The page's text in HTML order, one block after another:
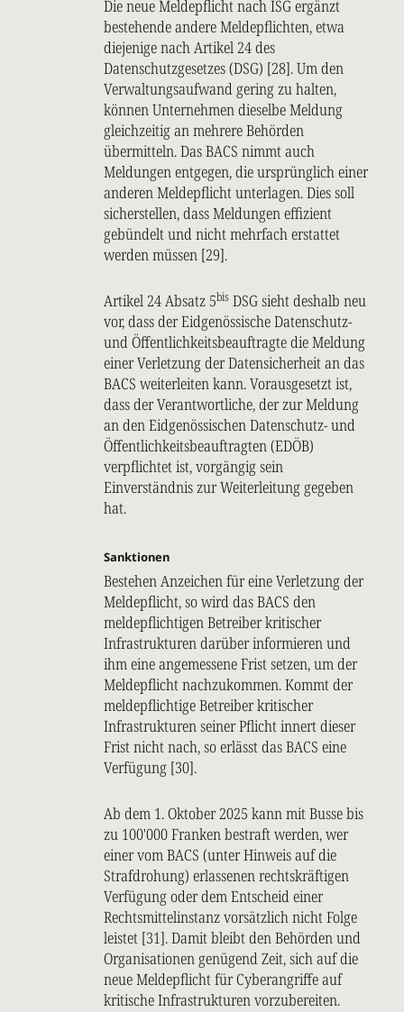
Die neue Meldepflicht nach ISG ergänzt
bestehende andere Meldepflichten, etwa
diejenige nach Artikel 24 des
Datenschutzgesetzes (DSG) [28]. Um den
Verwaltungsaufwand gering zu halten,
können Unternehmen dieselbe Meldung
gleichzeitig an mehrere Behörden
übermitteln. Das BACS nimmt auch
Meldungen entgegen, die ursprünglich einer
anderen Meldepflicht unterlagen. Dies soll
sicherstellen, dass Meldungen effizient
gebündelt und nicht mehrfach erstattet
werden müssen [29].
Artikel 24 Absatz 5bis DSG sieht deshalb neu
vor, dass der Eidgenössische Datenschutz-
und Öffentlichkeitsbeauftragte die Meldung
einer Verletzung der Datensicherheit an das
BACS weiterleiten kann. Vorausgesetzt ist,
dass der Verantwortliche, der zur Meldung
an den Eidgenössischen Datenschutz- und
Öffentlichkeitsbeauftragten (EDÖB)
verpflichtet ist, vorgängig sein
Einverständnis zur Weiterleitung gegeben
hat.
Sanktionen
Bestehen Anzeichen für eine Verletzung der
Meldepflicht, so wird das BACS den
meldepflichtigen Betreiber kritischer
Infrastrukturen darüber informieren und
ihm eine angemessene Frist setzen, um der
Meldepflicht nachzukommen. Kommt der
meldepflichtige Betreiber kritischer
Infrastrukturen seiner Pflicht innert dieser
Frist nicht nach, so erlässt das BACS eine
Verfügung [30].
Ab dem 1. Oktober 2025 kann mit Busse bis
zu 100'000 Franken bestraft werden, wer
einer vom BACS (unter Hinweis auf die
Strafdrohung) erlassenen rechtskräftigen
Verfügung oder dem Entscheid einer
Rechtsmittelinstanz vorsätzlich nicht Folge
leistet [31]. Damit bleibt den Behörden und
Organisationen genügend Zeit, sich auf die
neue Meldepflicht für Cyberangriffe auf
kritische Infrastrukturen vorzubereiten.